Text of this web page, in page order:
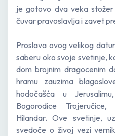
je gotovo dva veka
čuvar pravoslavlja i zavet
​Proslava ovog velikog
saberu oko svoje svetinje,
dom brojnim dragocenim
hramu zauzima
hodočašća u
Bogorodice
Hilandar. Ove svetinje,
svedoče o živoj vezi